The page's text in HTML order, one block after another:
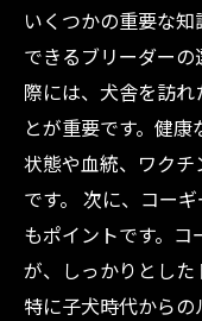
いくつかの重要な
できるブリーダー
際には、犬舎を訪
とが重要です。健
状態や血統、ワク
です。 次に、コー
もポイントです。
が、しっかりとした
特に子犬時代から